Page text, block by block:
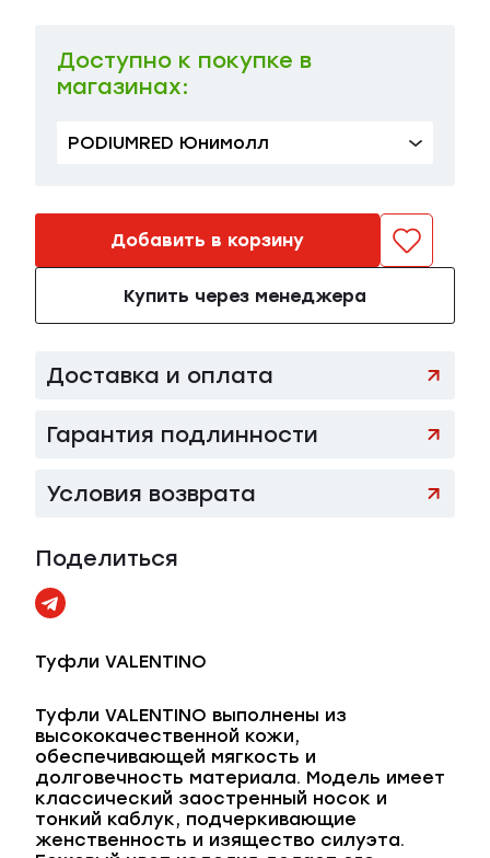
38 EU
39.5 EU
39 EU в наличии
Доступно к покупке в
магазинах:
PODIUMRED Юнимолл
Добавить в корзину
Купить через менеджера
Доставка и оплата
Гарантия подлинности
Условия возврата
Поделиться
Туфли VALENTINO
Туфли VALENTINO выполнены из
высококачественной кожи,
обеспечивающей мягкость и
долговечность материала. Модель имеет
классический заостренный носок и
тонкий каблук, подчеркивающие
женственность и изящество силуэта.